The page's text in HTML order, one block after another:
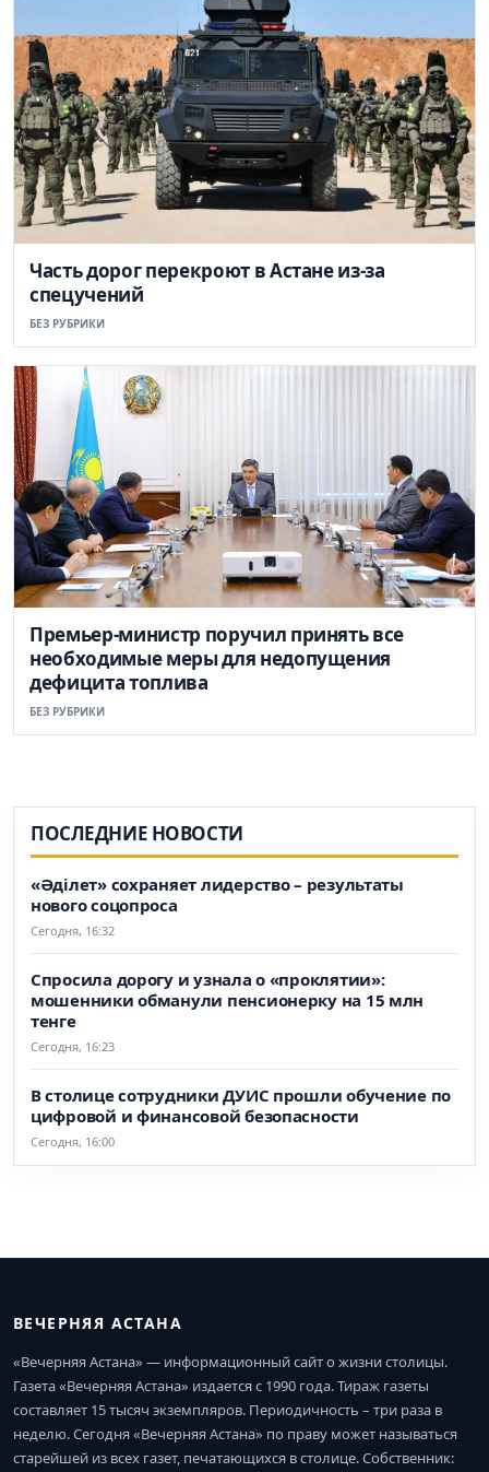
Часть дорог перекроют в Астане из-за
спецучений
БЕЗ РУБРИКИ
Премьер-министр поручил принять все
необходимые меры для недопущения
дефицита топлива
БЕЗ РУБРИКИ
ПОСЛЕДНИЕ НОВОСТИ
«Әділет» сохраняет лидерство – результаты
нового соцопроса
Сегодня, 16:32
Спросила дорогу и узнала о «проклятии»:
мошенники обманули пенсионерку на 15 млн
тенге
Сегодня, 16:23
В столице сотрудники ДУИС прошли обучение по
цифровой и финансовой безопасности
Сегодня, 16:00
ВЕЧЕРНЯЯ АСТАНА
«Вечерняя Астана» — информационный сайт о жизни столицы.
Газета «Вечерняя Астана» издается с 1990 года. Тираж газеты
составляет 15 тысяч экземпляров. Периодичность – три раза в
неделю. Сегодня «Вечерняя Астана» по праву может называться
старейшей из всех газет, печатающихся в столице. Собственник: